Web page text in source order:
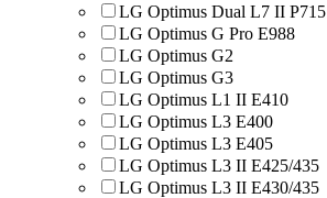
LG Optimus Dual L7 II P715
LG Optimus G Pro E988
LG Optimus G2
LG Optimus G3
LG Optimus L1 II E410
LG Optimus L3 E400
LG Optimus L3 E405
LG Optimus L3 II E425/435
LG Optimus L3 II E430/435